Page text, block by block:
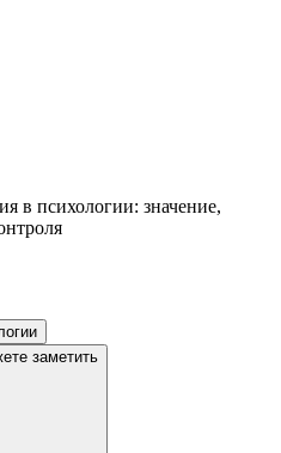
в психологии: значение,
заметить